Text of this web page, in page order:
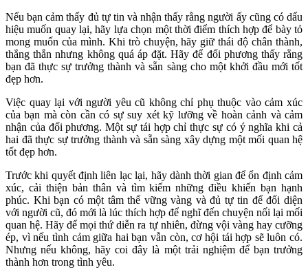
Nếu bạn cảm thấy đủ tự tin và nhận thấy rằng người ấy cũng có dấu
hiệu muốn quay lại, hãy lựa chọn một thời điểm thích hợp để bày tỏ
mong muốn của mình. Khi trò chuyện, hãy giữ thái độ chân thành,
thẳng thắn nhưng không quá áp đặt. Hãy để đối phương thấy rằng
bạn đã thực sự trưởng thành và sẵn sàng cho một khởi đầu mới tốt
đẹp hơn.
Việc quay lại với người yêu cũ không chỉ phụ thuộc vào cảm xúc
của bạn mà còn cần có sự suy xét kỹ lưỡng về hoàn cảnh và cảm
nhận của đối phương. Một sự tái hợp chỉ thực sự có ý nghĩa khi cả
hai đã thực sự trưởng thành và sẵn sàng xây dựng một mối quan hệ
tốt đẹp hơn.
Trước khi quyết định liên lạc lại, hãy dành thời gian để ổn định cảm
xúc, cải thiện bản thân và tìm kiếm những điều khiến bạn hạnh
phúc. Khi bạn có một tâm thế vững vàng và đủ tự tin để đối diện
với người cũ, đó mới là lúc thích hợp để nghĩ đến chuyện nối lại mối
quan hệ. Hãy để mọi thứ diễn ra tự nhiên, đừng vội vàng hay cưỡng
ép, vì nếu tình cảm giữa hai bạn vẫn còn, cơ hội tái hợp sẽ luôn có.
Nhưng nếu không, hãy coi đây là một trải nghiệm để bạn trưởng
thành hơn trong tình yêu.